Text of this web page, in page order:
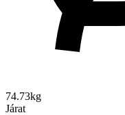
74.73kg
Járat